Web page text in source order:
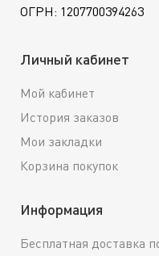
ОГРН: 1207700394263
Личный кабинет
Мой кабинет
История заказов
Мои закладки
Корзина покупок
Информация
Бесплатная доставка